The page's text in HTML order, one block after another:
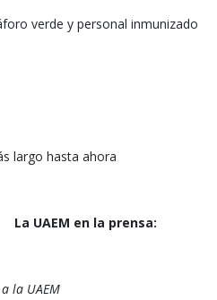
verde y personal inmunizado
largo hasta ahora
La UAEM en la prensa:
la UAEM